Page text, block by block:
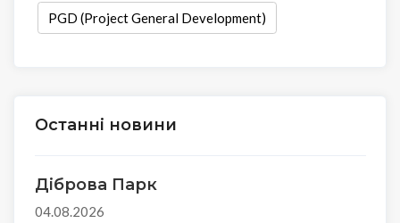
PGD (Project General Development)
Останні новини
Діброва Парк
04.08.2026